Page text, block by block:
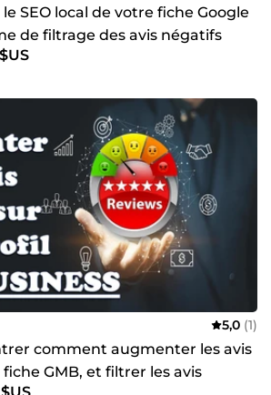
SEO local de votre fiche Google
de filtrage des avis négatifs
5,0 (1)
comment augmenter les avis
GMB, et filtrer les avis